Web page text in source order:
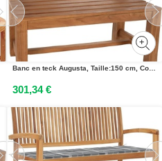
Banc en teck Augusta, Taille:150 cm, Couleur:teak
301,34 €